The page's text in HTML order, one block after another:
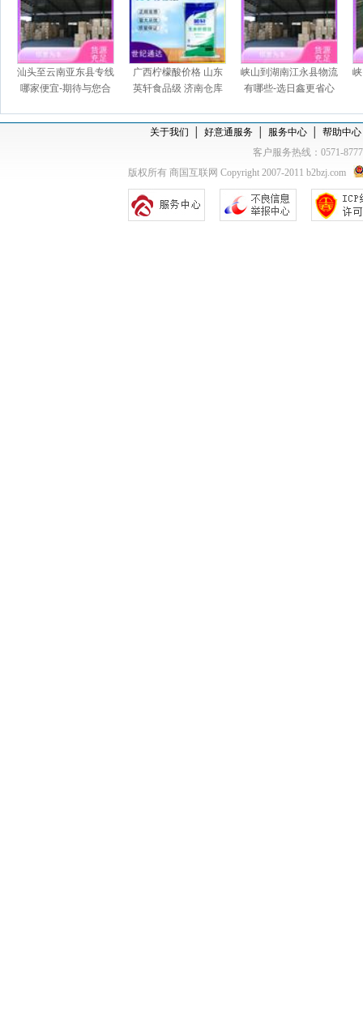
汕头至云南亚东县专线
哪家便宜-期待与您合
广西柠檬酸价格 山东
英轩食品级 济南仓库
峡山到湖南江永县物流
有哪些-选日鑫更省心
关于我们 好意通服务 服务中心
帮助中心
客户服务热线：0571-
版权所有 商国互联网 Copyright 2007-2011 b2bzj.com